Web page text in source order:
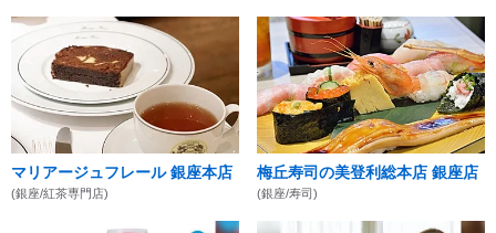
マリアージュフレール 銀座本店
(銀座/紅茶専門店)
梅丘寿司の美登利総本店 銀座店
(銀座/寿司)